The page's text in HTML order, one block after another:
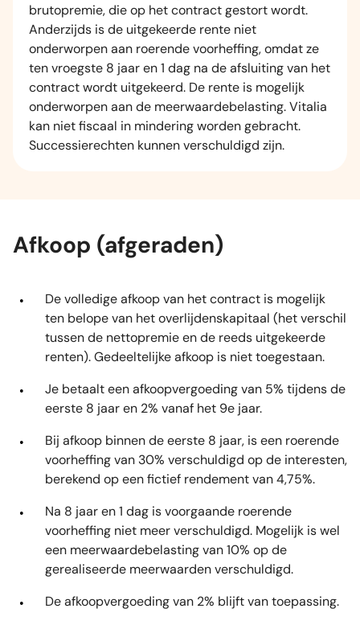
brutopremie, die op het contract gestort wordt.
Anderzijds is de uitgekeerde rente niet
onderworpen aan roerende voorheffing, omdat ze
ten vroegste 8 jaar en 1 dag na de afsluiting van het
contract wordt uitgekeerd. De rente is mogelijk
onderworpen aan de meerwaardebelasting. Vitalia
kan niet fiscaal in mindering worden gebracht.
Successierechten kunnen verschuldigd zijn.
Afkoop (afgeraden)
De volledige afkoop van het contract is mogelijk
ten belope van het overlijdenskapitaal (het verschil
tussen de nettopremie en de reeds uitgekeerde
renten). Gedeeltelijke afkoop is niet toegestaan.
Je betaalt een afkoopvergoeding van 5% tijdens de
eerste 8 jaar en 2% vanaf het 9e jaar.
Bij afkoop binnen de eerste 8 jaar, is een roerende
voorheffing van 30% verschuldigd op de interesten,
berekend op een fictief rendement van 4,75%.
Na 8 jaar en 1 dag is voorgaande roerende
voorheffing niet meer verschuldigd. Mogelijk is wel
een meerwaardebelasting van 10% op de
gerealiseerde meerwaarden verschuldigd.
De afkoopvergoeding van 2% blijft van toepassing.